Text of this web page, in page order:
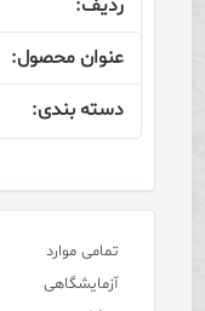
تمامی موارد
آزمایشگاهی